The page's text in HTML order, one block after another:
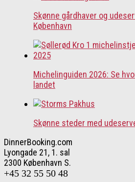
Skønne gårdhaver og
København
Michelinguiden 2026: Se
landet
Skønne steder med
DinnerBooking.com
Lyongade 21, 1. sal
2300 København S.
+45 32 55 50 48